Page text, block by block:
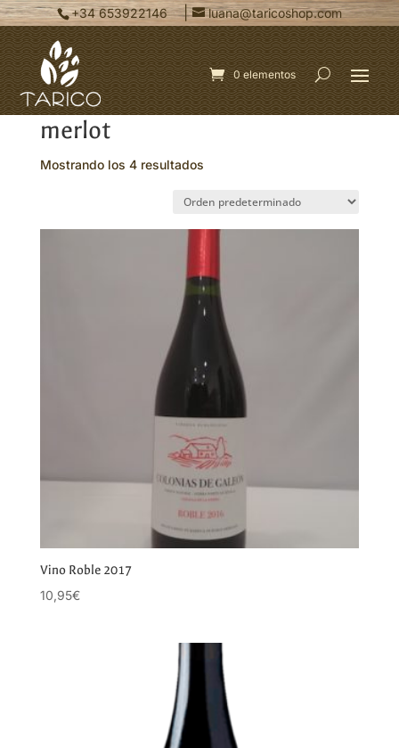
+34 653922146 | luana@taricoshop.com
0 elementos
Inicio/ Productos etiquetados “merlot”
merlot
Mostrando los 4 resultados
Vino Roble 2017
10,95€